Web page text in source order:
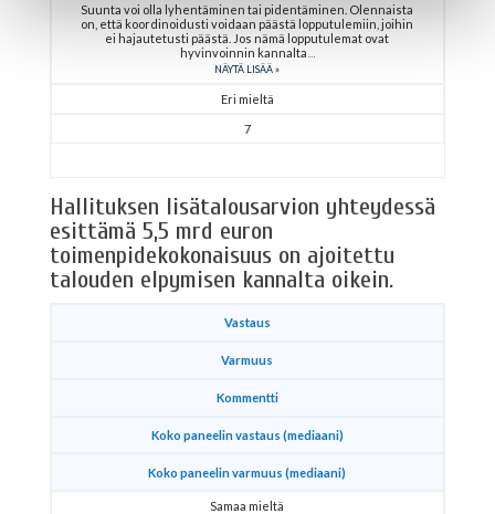
Suunta voi olla lyhentäminen tai pidentäminen. Olennaista
on, että koordinoidusti voidaan päästä lopputulemiin, joihin
ei hajautetusti päästä. Jos nämä lopputulemat ovat
hyvinvoinnin kannalta
NÄYTÄ LISÄÄ
Eri mieltä
7
Hallituksen lisätalousarvion yhteydessä
esittämä 5,5 mrd euron
toimenpidekokonaisuus on ajoitettu
talouden elpymisen kannalta oikein.
Vastaus
Varmuus
Kommentti
Koko paneelin vastaus (mediaani)
Koko paneelin varmuus (mediaani)
Samaa mieltä